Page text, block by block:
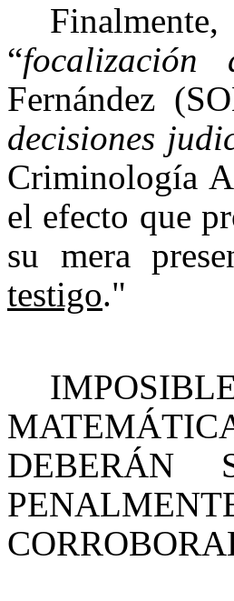
“focalización
Fernández
decisiones
Criminología
el efecto que
su mera
testigo."
DEBERÁN